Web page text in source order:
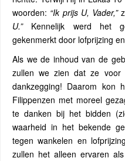
woorden: “Ik prijs U, Vader,”
U.”Kennelijk werd het
gekenmerkt door lofprijzing
Als we de inhoud van de
zullen we zien dat ze voor
dankzegging! Daarom kon
Filippenzen met moreel
te danken bij het bidden
waarheid in het bekende
tegen wankelen en
zullen het alleen ervaren